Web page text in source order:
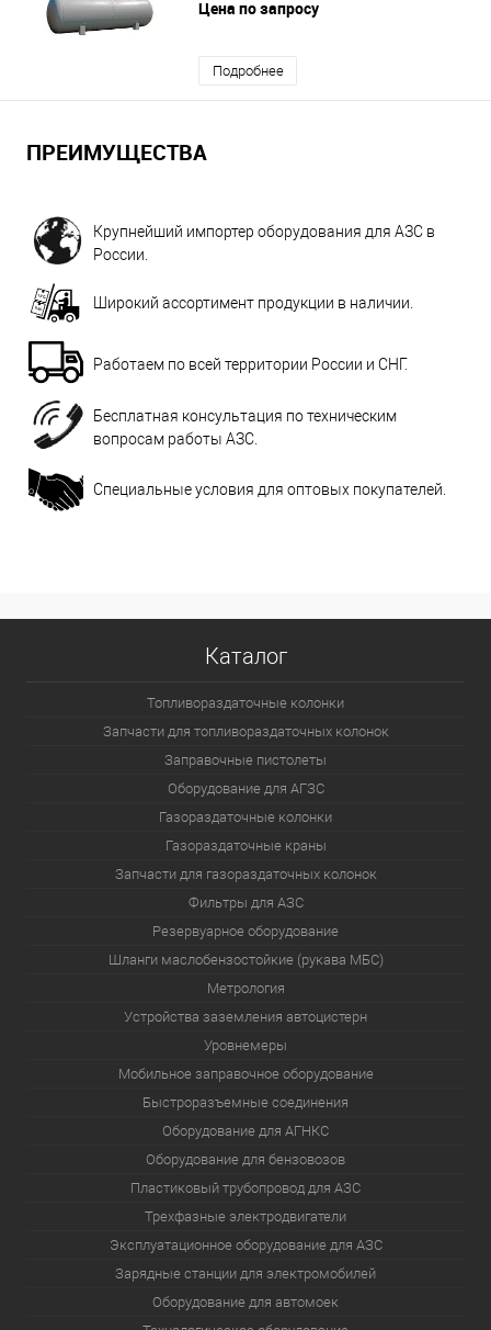
Цена по запросу
Подробнее
ПРЕИМУЩЕСТВА
Крупнейший импортер оборудования для АЗС в
России.
Широкий ассортимент продукции в наличии.
Работаем по всей территории России и СНГ.
Бесплатная консультация по техническим
вопросам работы АЗС.
Специальные условия для оптовых покупателей.
Каталог
Топливораздаточные колонки
Запчасти для топливораздаточных колонок
Заправочные пистолеты
Оборудование для АГЗС
Газораздаточные колонки
Газораздаточные краны
Запчасти для газораздаточных колонок
Фильтры для АЗС
Резервуарное оборудование
Шланги маслобензостойкие (рукава МБС)
Метрология
Устройства заземления автоцистерн
Уровнемеры
Мобильное заправочное оборудование
Быстроразъемные соединения
Оборудование для АГНКС
Оборудование для бензовозов
Пластиковый трубопровод для АЗС
Трехфазные электродвигатели
Эксплуатационное оборудование для АЗС
Зарядные станции для электромобилей
Оборудование для автомоек